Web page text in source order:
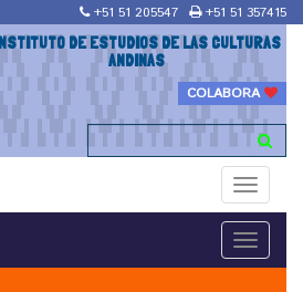
+51 51 205547 +51 51 357415
INSTITUTO DE ESTUDIOS DE LAS CULTURAS
ANDINAS
COLABORA
Toggle
Toggle